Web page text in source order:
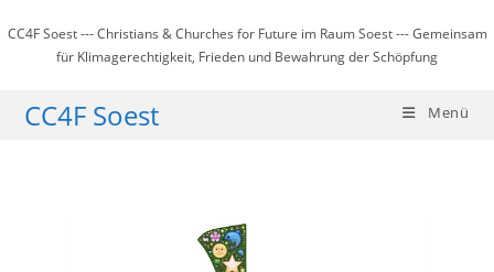
Inhalt
springen
CC4F Soest --- Christians & Churches for Future im Raum Soest --- Gemeinsam
für Klimagerechtigkeit, Frieden und Bewahrung der Schöpfung
CC4F Soest Menü